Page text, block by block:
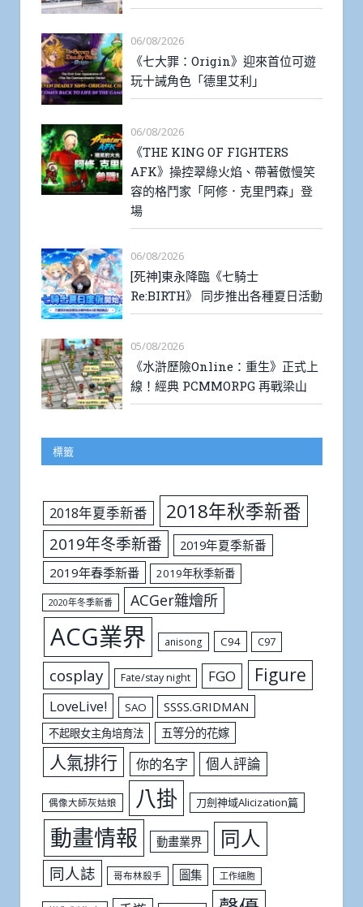
06/08/2026
《七大罪：Origin》迎來首位可遊
玩十誡角色「德里艾利」
06/08/2026
《THE KING OF FIGHTERS
AFK》操控翠綠火焰、帶著傲慢笑
容的格鬥家「阿修．克里門森」登
場
06/08/2026
[死神]東永降臨《七騎士
Re:BIRTH》 同步推出各種夏日活動
05/08/2026
《水滸歷險Online：重生》正式上
線！經典 PCMMORPG 再戰梁山
標籤
2018年夏季新番 2018年秋季新番
2019年冬季新番
2019年夏季新番
2019年春季新番
2019年秋季新番
2020年冬季新番 ACGer雜燴所
ACG業界 anisong C94 C97
cosplay Fate/stay night FGO Figure
LoveLive! SAO SSSS.GRIDMAN
不起眼女主角培育法 五等分的花嫁
人氣排行 你的名字 個人評論
偶像大師灰姑娘 八掛 刀劍神域Alicization篇
動畫情報 動畫業界 同人
同人誌 哥布林殺手 圖集 工作細胞